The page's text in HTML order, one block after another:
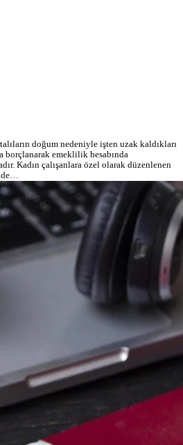
doğum nedeniyle işten uzak kaldıkları
borçlanarak emeklilik hesabında
Kadın çalışanlara özel olarak düzenlenen